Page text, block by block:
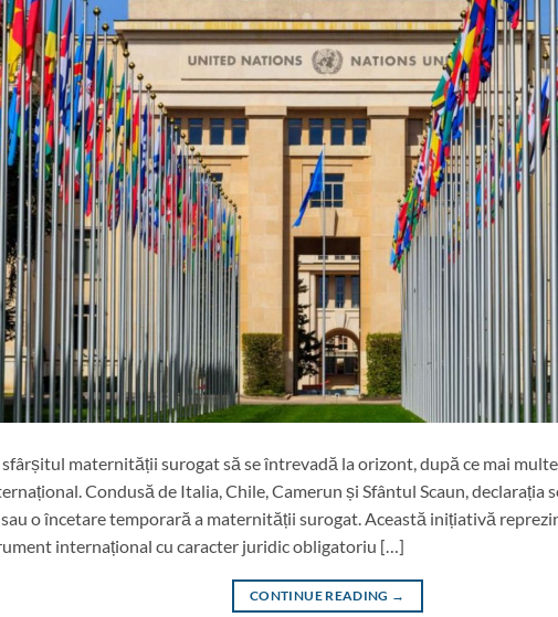
sfârșitul maternității surogat să se întrevadă la orizont, după ce mai
Condusă de Italia, Chile, Camerun și Sfântul Scaun, declarația
o încetare temporară a maternității surogat. Această inițiativă
internațional cu caracter juridic obligatoriu […]
CONTINUE READING →